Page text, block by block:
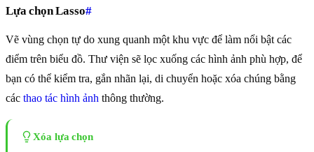
Lựa chọn Lasso#
Vẽ vùng chọn tự do xung quanh một khu vực để làm nổi bật các
điểm trên biểu đồ. Thư viện sẽ lọc xuống các hình ảnh phù hợp, để
bạn có thể kiểm tra, gắn nhãn lại, di chuyển hoặc xóa chúng bằng
các thao tác hình ảnh thông thường.
Xóa lựa chọn